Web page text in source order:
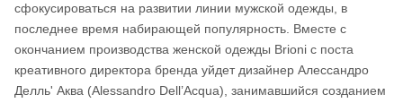
сфокусироваться на развитии линии мужской одежды, в
последнее время набирающей популярность. Вместе с
окончанием производства женской одежды Brioni с поста
креативного директора бренда уйдет дизайнер Алессандро
Делль' Аква (Alessandro Dell’Acqua), занимавшийся созданием